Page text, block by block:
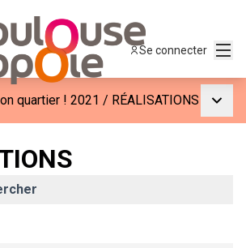
Se connecter
quartier ! 2021 / RÉALISATIONS